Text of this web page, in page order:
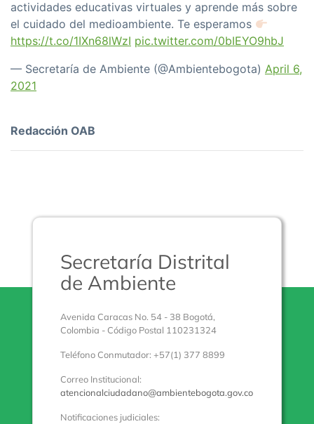
actividades educativas virtuales y aprende más sobre
el cuidado del medioambiente. Te esperamos
https://t.co/1IXn68lWzI pic.twitter.com/0bIEYO9hbJ
— Secretaría de Ambiente (@Ambientebogota) April 6,
2021
Redacción OAB
Secretaría Distrital
de Ambiente
Avenida Caracas No. 54 - 38 Bogotá,
Colombia - Código Postal 110231324
Teléfono Conmutador: +57(1) 377 8899
Correo Institucional:
atencionalciudadano@ambientebogota.gov.co
Notificaciones judiciales: